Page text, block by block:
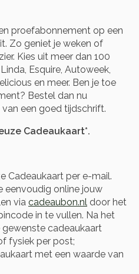
proefabonnement op een
Zo geniet je weken of
Kies uit meer dan 100
Esquire, Autoweek,
en meer. Ben je toe
Bestel dan nu
een goed tijdschrift.
Cadeaukaart*.
Cadeaukaart per e-mail.
eenvoudig online jouw
via cadeaubon.nl door het
in te vullen. Na het
cadeaukaart
fysiek per post;
met een waarde van